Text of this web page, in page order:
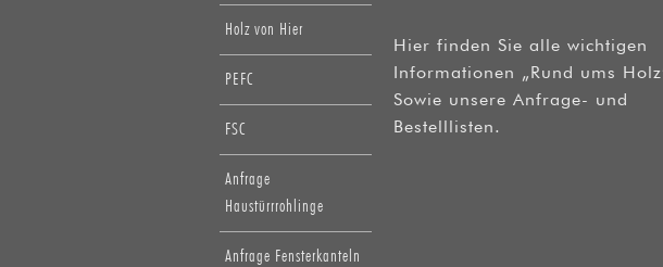
Holz von Hier
PEFC
FSC
Anfrage
Haustürrrohlinge
Anfrage Fensterkanteln
Hier finden Sie alle wichtigen
Informationen „Rund ums
Sowie unsere Anfrage- und
Bestelllisten.